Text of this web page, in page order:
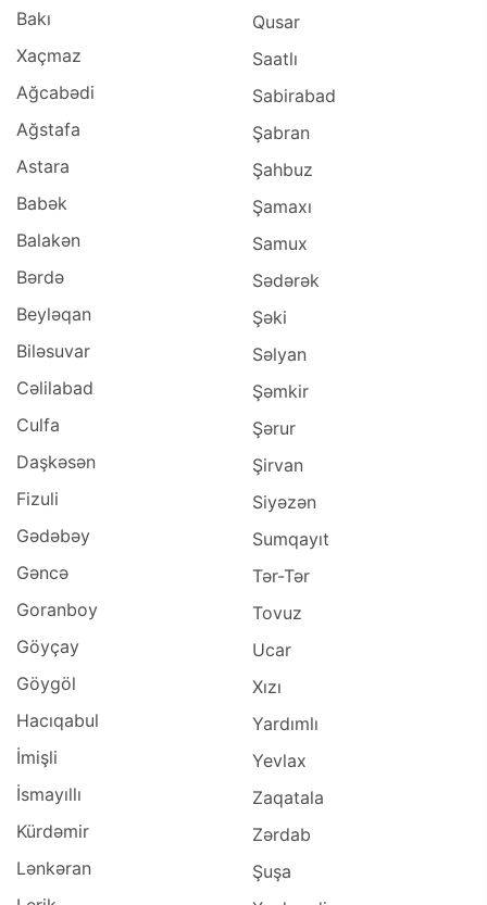
Bakı
Xaçmaz
Ağcabədi
Ağstafa
Astara
Babək
Balakən
Bərdə
Beyləqan
Biləsuvar
Cəlilabad
Culfa
Daşkəsən
Fizuli
Gədəbəy
Gəncə
Goranboy
Göyçay
Göygöl
Hacıqabul
İmişli
İsmayıllı
Kürdəmir
Lənkəran
Qusar
Saatlı
Sabirabad
Şabran
Şahbuz
Şamaxı
Samux
Sədərək
Şəki
Səlyan
Şəmkir
Şərur
Şirvan
Siyəzən
Sumqayıt
Tər-Tər
Tovuz
Ucar
Xızı
Yardımlı
Yevlax
Zaqatala
Zərdab
Şuşa